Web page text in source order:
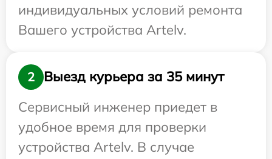
индивидуальных условий ремонта
Вашего устройства Artelv.
2
Выезд курьера за 35 минут
Сервисный инженер приедет в
удобное время для проверки
устройства Artelv. В случае